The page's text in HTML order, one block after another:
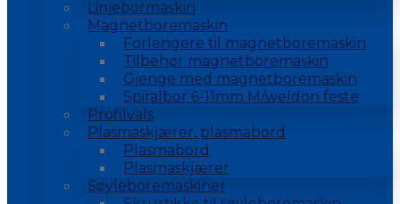
Linjebormaskin
Magnetboremaskin
Forlengere til magnetboremaskin
Tilbehør magnetboremaskin
Gjenge med magnetboremaskin
Spiralbor 6-11mm M/weldon feste
Profilvals
Plasmaskjærer, plasmabord
Plasmabord
Plasmaskjærer
Søyleboremaskiner